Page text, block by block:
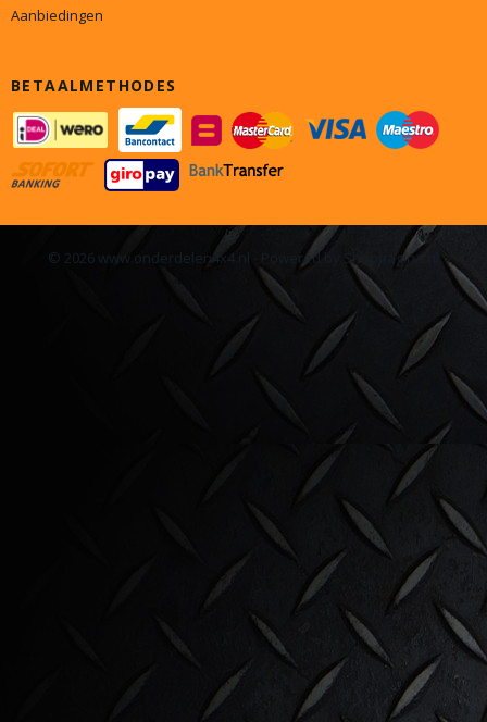
Aanbiedingen
BETAALMETHODES
© 2026 www.onderdelen4x4.nl - Powered by Shoppagina.nl